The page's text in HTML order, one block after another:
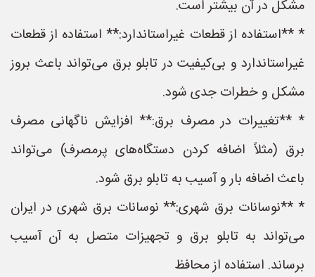
مشکل در آن بیشتر است.
* **استفاده از قطعات غیراستاندارد:** استفاده از قطعات
غیراستاندارد و بی‌کیفیت در تابلو برق می‌تواند باعث بروز
مشکل و خطرات جدی شود.
* **تغییرات در مصرف برق:** افزایش ناگهانی مصرف
برق (مثلاً اضافه کردن دستگاه‌های پرمصرف) می‌تواند
باعث اضافه بار و آسیب به تابلو برق شود.
* **نوسانات برق شهری:** نوسانات برق شهری در ایران
می‌تواند به تابلو برق و تجهیزات متصل به آن آسیب
برساند. استفاده از محافظ